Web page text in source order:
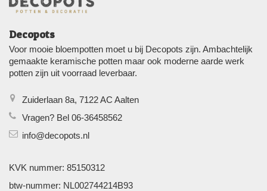
Decopots
Voor mooie bloempotten moet u bij Decopots zijn. Ambachtelijk
gemaakte keramische potten maar ook moderne aarde werk
potten zijn uit voorraad leverbaar.
Zuiderlaan 8a, 7122 AC Aalten
Vragen? Bel 06-36458562
info@decopots.nl
KVK nummer: 85150312
btw-nummer: NL002744214B93